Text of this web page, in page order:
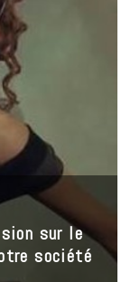
sur le
société